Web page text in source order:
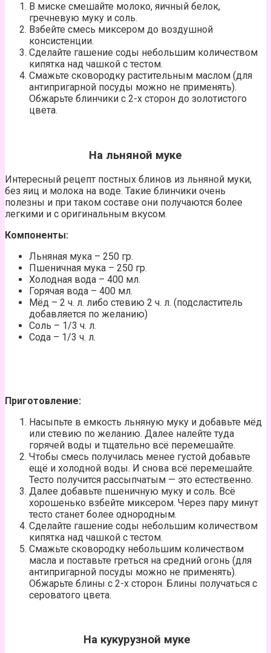
В миске смешайте молоко, яичный белок,
гречневую муку и соль.
Взбейте смесь миксером до воздушной
консистенции.
Сделайте гашение соды небольшим количеством
кипятка над чашкой с тестом.
Смажьте сковородку растительным маслом (для
антипригарной посуды можно не применять).
Обжарьте блинчики с 2-х сторон до золотистого
цвета.
На льняной муке
Интересный рецепт постных блинов из льняной муки,
без яиц и молока на воде. Такие блинчики очень
полезны и при таком составе они получаются более
легкими и с оригинальным вкусом.
Компоненты:
Льняная мука – 250 гр.
Пшеничная мука – 250 гр.
Холодная вода – 400 мл.
Горячая вода – 400 мл.
Мёд – 2 ч. л. либо стевию 2 ч. л. (подсластитель
добавляется по желанию)
Соль – 1/3 ч. л.
Сода – 1/3 ч. л.
Приготовление:
Насыпьте в емкость льняную муку и добавьте мёд
или стевию по желанию. Далее налейте туда
горячей воды и тщательно всё перемешайте.
Чтобы смесь получилась менее густой добавьте
ещё и холодной воды. И снова всё перемешайте.
Тесто получится рассыпчатым — это естественно.
Далее добавьте пшеничную муку и соль. Всё
хорошенько взбейте миксером. Через пару минут
тесто станет более однородным.
Сделайте гашение соды небольшим количеством
кипятка над чашкой с тестом.
Смажьте сковородку небольшим количеством
масла и поставьте греться на средний огонь (для
антипригарной посуды можно не применять).
Обжарьте блины с 2-х сторон. Блины получаться с
сероватого цвета.
На кукурузной муке